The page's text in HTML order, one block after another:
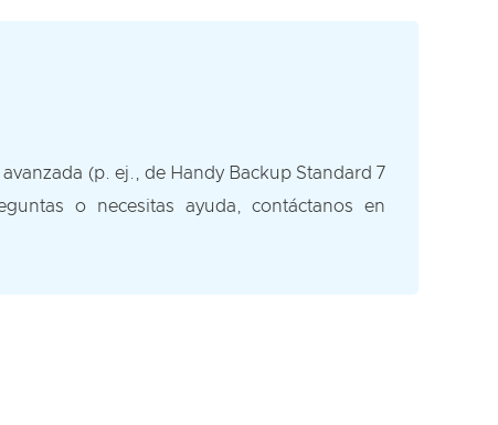
(p. ej., de Handy Backup Standard 7
o necesitas ayuda, contáctanos en